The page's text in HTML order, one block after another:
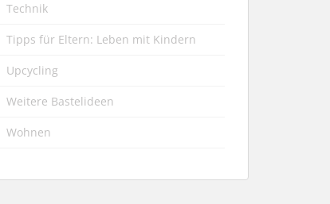
Technik
Tipps für Eltern: Leben mit Kindern
Upcycling
Weitere Bastelideen
Wohnen